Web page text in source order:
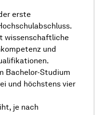
erste
wissenschaftliche
und
Bachelor-Studium
und höchstens vier
je nach